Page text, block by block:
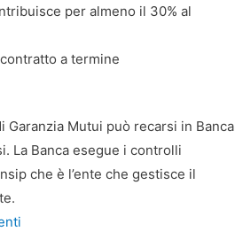
per almeno il 30% al
a termine
Mutui può recarsi in Banca
La Banca esegue i controlli
che è l’ente che gestisce il